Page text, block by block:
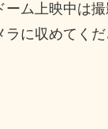
ーム上映中は
に収めてくだ